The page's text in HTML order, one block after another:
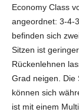
Economy Class
angeordnet: 3-4-
befinden sich
Sitzen ist
Rückenlehnen
Grad neigen. Die
können sich
ist mit einem